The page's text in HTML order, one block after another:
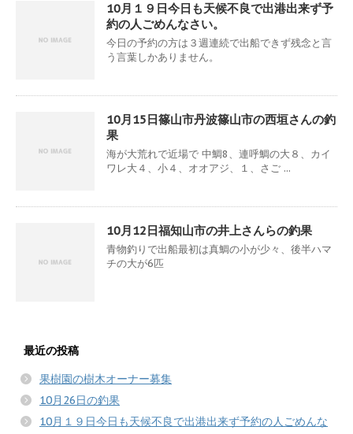
10月１９日今日も天候不良で出港出来ず予
約の人ごめんなさい。
今日の予約の方は３週連続で出船できず残念と言
う言葉しかありません。
10月15日篠山市丹波篠山市の西垣さんの釣
果
海が大荒れで近場で 中鯛8、連呼鯛の大８、カイ
ワレ大４、小４、オオアジ、１、さご ...
10月12日福知山市の井上さんらの釣果
青物釣りで出船最初は真鯛の小が少々、後半ハマ
チの大が6匹
最近の投稿
果樹園の樹木オーナー募集
10月26日の釣果
10月１９日今日も天候不良で出港出来ず予約の人ごめんな